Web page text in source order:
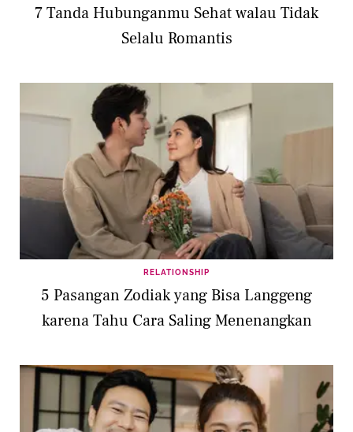
7 Tanda Hubunganmu Sehat walau Tidak
Selalu Romantis
RELATIONSHIP
5 Pasangan Zodiak yang Bisa Langgeng
karena Tahu Cara Saling Menenangkan